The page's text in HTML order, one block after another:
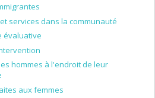
services dans la communauté
évaluative
hommes à l'endroit de leur
aux femmes